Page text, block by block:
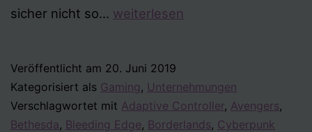
sicher nicht so… #MellyGoesE3
Reise
nach
Los
weiterlesen
Veröffentlicht am 20. Juni 2019
Kategorisiert als Gaming, Unternehmungen
Verschlagwortet mit Adaptive Controller, Avengers,
Bethesda, Bleeding Edge, Borderlands, Cyberpunk